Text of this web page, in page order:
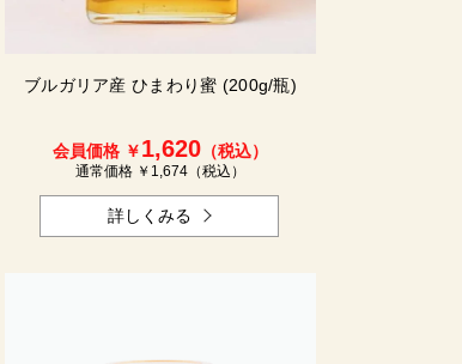
ブルガリア産 ひまわり蜜 (200g/瓶)
会員価格 ￥1,620 （税込）
通常価格 ￥ 1,674 （税込）
詳しくみる